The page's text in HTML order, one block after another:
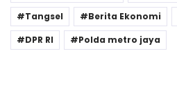
Tangsel
Berita Ekonomi
DPR RI
Polda metro jaya